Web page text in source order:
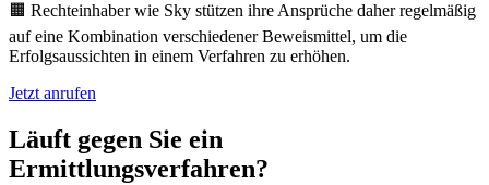
🟧 Rechteinhaber wie Sky stützen ihre Ansprüche daher regelmäßig
auf eine Kombination verschiedener Beweismittel, um die
Erfolgsaussichten in einem Verfahren zu erhöhen.
Jetzt anrufen
Läuft gegen Sie ein
Ermittlungsverfahren?